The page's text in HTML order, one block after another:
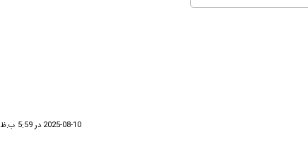
2025-08-10 در 5:59 ب.ظ